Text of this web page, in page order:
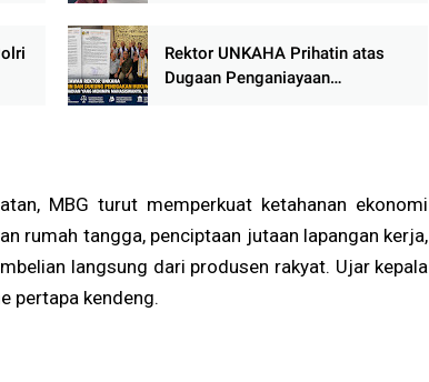
Rektor UNKAHA Prihatin atas
Dugaan Penganiayaan
MBG turut memperkuat ketahanan ekonomi
rumah tangga, penciptaan jutaan lapangan kerja,
langsung dari produsen rakyat. Ujar kepala
pertapa kendeng.